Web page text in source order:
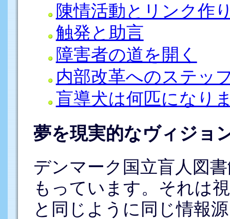
陳情活動とリンク作
触発と助言
障害者の道を開く
内部改革へのステッ
盲導犬は何匹になり
夢を現実的なヴィジョ
デンマーク国立盲人図
もっています。それは
と同じように同じ情報